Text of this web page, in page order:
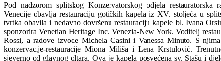
Pod nadzorom splitskog Konzervatorskog odjela
Venecije obavlja restauraciju gotičkih kapela iz XV. stoljeća u
tvrtka obavila i nedavno dovršenu restauraciju kapele bl. Ivana
sponzorira Venetian Heritage Inc. Venezia-New York. Voditelj
Rossi, a radove izvode Michela Casini i Vanessa Minuto. S
konzervacije-restauracije Miona Miliša i Lena Krstulović.
sjeverno od glavnog oltara. Ova je kapela posvećena sv. Stašu i